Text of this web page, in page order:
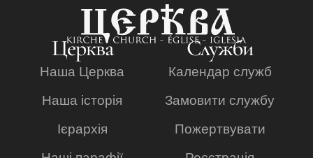
Церква
Наша Церква
Наша історія
Ієрархія
Служби
Календар служб
Замовити службу
Пожертвувати